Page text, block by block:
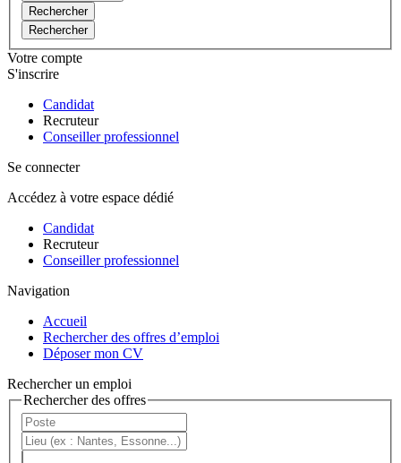
Rechercher
Rechercher
Votre compte
S'inscrire
Candidat
Recruteur
Conseiller professionnel
Se connecter
Accédez à votre espace dédié
Candidat
Recruteur
Conseiller professionnel
Navigation
Accueil
Rechercher des offres d’emploi
Déposer mon CV
Rechercher un emploi
Rechercher des offres